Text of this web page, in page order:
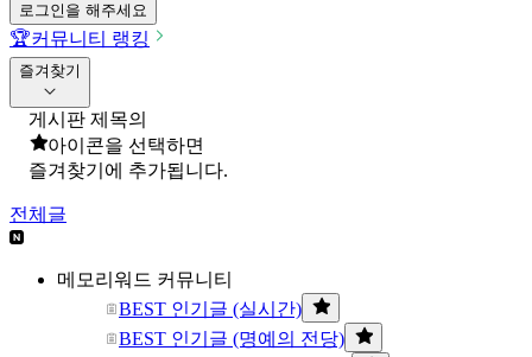
로그인을 해주세요
🏆커뮤니티 랭킹
즐겨찾기
게시판 제목의
아이콘을 선택하면
즐겨찾기에 추가됩니다.
전체글
메모리워드 커뮤니티
BEST 인기글 (실시간)
BEST 인기글 (명예의 전당)